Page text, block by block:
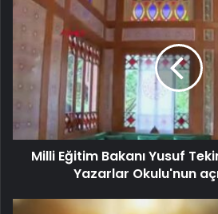
Milli Eğitim Bakanı Yusuf
Yazarlar Okulu'nun